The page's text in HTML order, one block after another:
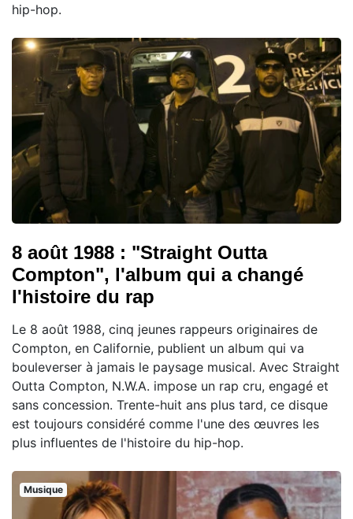
hip-hop.
8 août 1988 : "Straight Outta
Compton", l'album qui a changé
l'histoire du rap
Le 8 août 1988, cinq jeunes rappeurs originaires de
Compton, en Californie, publient un album qui va
bouleverser à jamais le paysage musical. Avec Straight
Outta Compton, N.W.A. impose un rap cru, engagé et
sans concession. Trente-huit ans plus tard, ce disque
est toujours considéré comme l'une des œuvres les
plus influentes de l'histoire du hip-hop.
Musique